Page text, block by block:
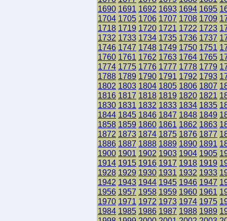
1690 1691 1692 1693 1694 1695
1704 1705 1706 1707 1708 1709
1718 1719 1720 1721 1722 1723
1732 1733 1734 1735 1736 1737
1746 1747 1748 1749 1750 1751
1760 1761 1762 1763 1764 1765
1774 1775 1776 1777 1778 1779
1788 1789 1790 1791 1792 1793
1802 1803 1804 1805 1806 1807
1816 1817 1818 1819 1820 1821
1830 1831 1832 1833 1834 1835
1844 1845 1846 1847 1848 1849
1858 1859 1860 1861 1862 1863
1872 1873 1874 1875 1876 1877
1886 1887 1888 1889 1890 1891
1900 1901 1902 1903 1904 1905
1914 1915 1916 1917 1918 1919
1928 1929 1930 1931 1932 1933
1942 1943 1944 1945 1946 1947
1956 1957 1958 1959 1960 1961
1970 1971 1972 1973 1974 1975
1984 1985 1986 1987 1988 1989